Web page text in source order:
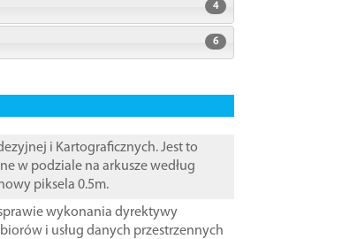
4
6
i Kartograficznych. Jest to
w podziale na arkusze według
piksela 0.5m.
sprawie wykonania dyrektywy
i usług danych przestrzennych